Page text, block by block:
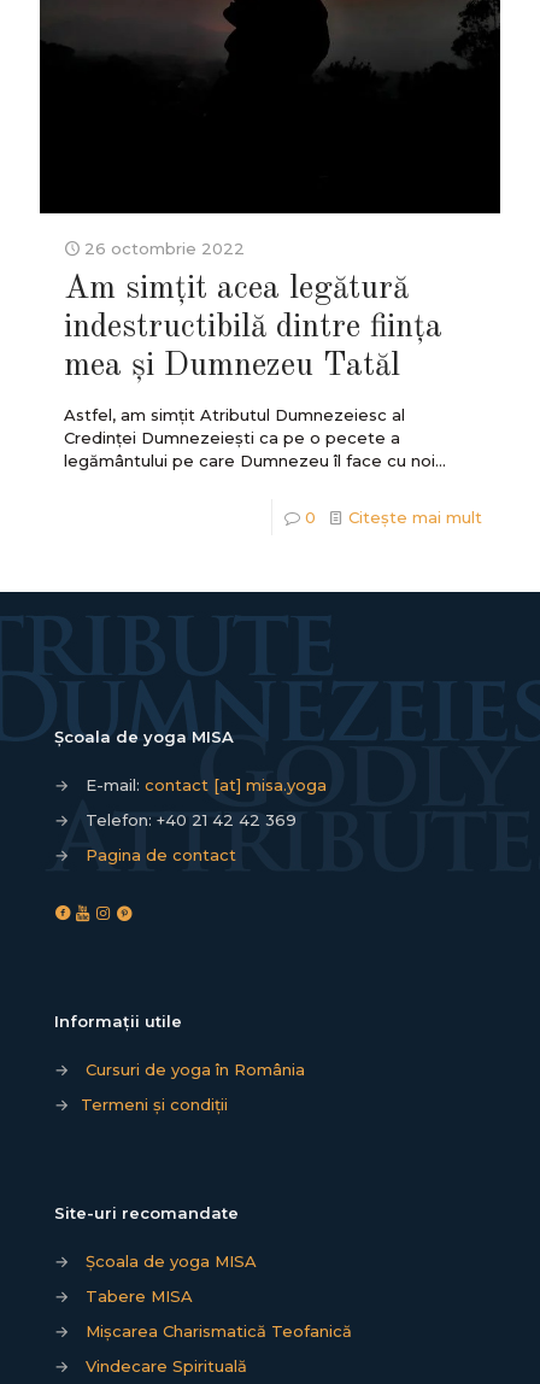
26 octombrie 2022
Am simțit acea legătură
indestructibilă dintre ființa
mea și Dumnezeu Tatăl
Astfel, am simțit Atributul Dumnezeiesc al
Credinței Dumnezeiești ca pe o pecete a
legământului pe care Dumnezeu îl face cu noi...
0 Citește mai mult
Școala de yoga MISA
→ E-mail: contact [at] misa.yoga
→
Telefon: +40 21 42 42 369
→
Pagina de contact
Informații utile
→
Cursuri de yoga în România
→
Termeni și condiții
Site-uri recomandate
→
Școala de yoga MISA
→
Tabere MISA
→
Mișcarea Charismatică Teofanică
→
Vindecare Spirituală